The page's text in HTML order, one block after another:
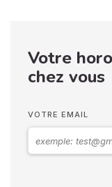
Votre
chez vous
VOTRE EMAIL